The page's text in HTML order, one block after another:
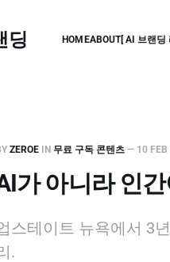
딩 HOMEABOUT[ AI 브랜딩
ZEROE IN 무료 구독 콘텐츠 — 10
가 아니라 인
스테이트 뉴욕에서 3
.